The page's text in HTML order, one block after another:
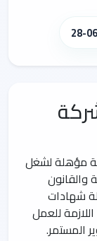
مؤهلة لشغل
والقانون
شهادات
للعمل
المستمر.